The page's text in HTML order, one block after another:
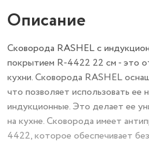
Описание
Сковорода RASHEL с
покрытием R-4422 22 см - это
кухни. Сковорода RASHEL
что позволяет использовать ее
индукционные. Это делает ее
на кухне. Сковорода имеет
4422, которое обеспечивает